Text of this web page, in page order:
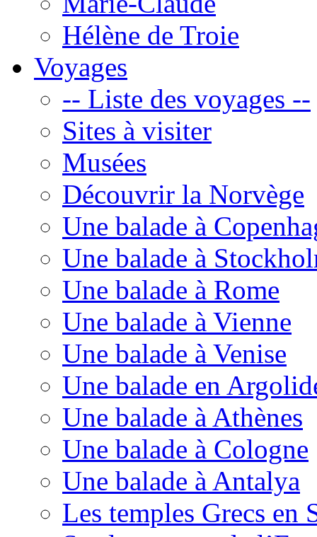
Hélène de Troie
Voyages
-- Liste des voyages --
Sites à visiter
Musées
Découvrir la Norvège
Une balade à
Une balade à
Une balade à Rome
Une balade à Vienne
Une balade à Venise
Une balade en
Une balade à Athènes
Une balade à Cologne
Une balade à Antalya
Les temples Grecs en